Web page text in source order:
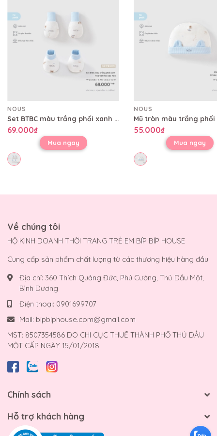
NOUS
Set BTBC màu trắng phối xanh họa tiết mèo sao hỏa
69.000₫
Mua ngay
NOUS
55.000₫
Mua ngay
Về chúng tôi
HỘ KINH DOANH THỜI TRANG TRẺ EM BÍP BÍP HOUSE
Cung cấp sản phẩm chất lượng từ các thương hiệu hàng đầu.
Địa chỉ: 360 Thích Quảng Đức, Phú Cường, Thủ Dầu Một,
Bình Dương
Điện thoại: 0901699707
Mail: bipbiphouse.com@gmail.com
MST: 8507354586 DO CHI CỤC THUẾ THÀNH PHỐ THỦ DẦU
MỘT CẤP NGÀY 15/01/2018
Chính sách
Hỗ trợ khách hàng